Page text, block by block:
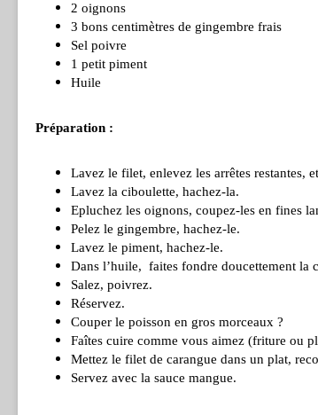
2 oignons
3 bons centimètres de gingembre frais
Sel poivre
1 petit piment
Huile
Préparation :
Lavez le filet, enlevez les arrêtes restantes,
Lavez la ciboulette, hachez-la.
Epluchez les oignons, coupez-les en fines
Pelez le gingembre, hachez-le.
Lavez le piment, hachez-le.
Dans l’huile, faites fondre doucettement la
Salez, poivrez.
Réservez.
Couper le poisson en gros morceaux ?
Faîtes cuire comme vous aimez (friture ou
Mettez le filet de carangue dans un plat,
Servez avec la sauce mangue.